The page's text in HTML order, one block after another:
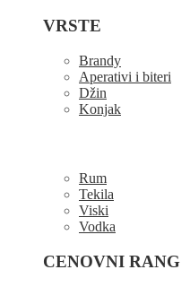
VRSTE
Brandy
Aperativi i biteri
Džin
Konjak
Rum
Tekila
Viski
Vodka
CENOVNI RANG